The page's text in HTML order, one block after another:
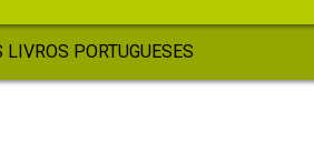
LIVROS PORTUGUESES